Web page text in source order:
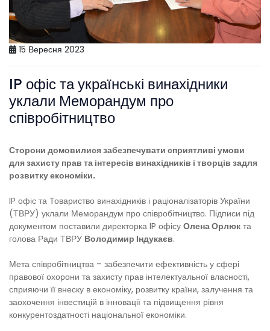
15 Вересня 2023
IP офіс та українські винахідники
уклали Меморандум про
співробітництво
Сторони домовилися забезпечувати сприятливі умови
для захисту прав та інтересів винахідників і творців задля
розвитку економіки.
IP офіс та Товариство винахідників і раціоналізаторів України
(ТВРУ) уклали Меморандум про співробітництво. Підписи під
документом поставили директорка IP офісу Олена Орлюк та
голова Ради ТВРУ Володимир Індукаєв.
Мета співробітництва – забезпечити ефективність у сфері
правової охорони та захисту прав інтелектуальної власності,
сприяючи її внеску в економіку, розвитку країни, залучення та
заохочення інвестицій в інновації та підвищення рівня
конкурентоздатності національної економіки.